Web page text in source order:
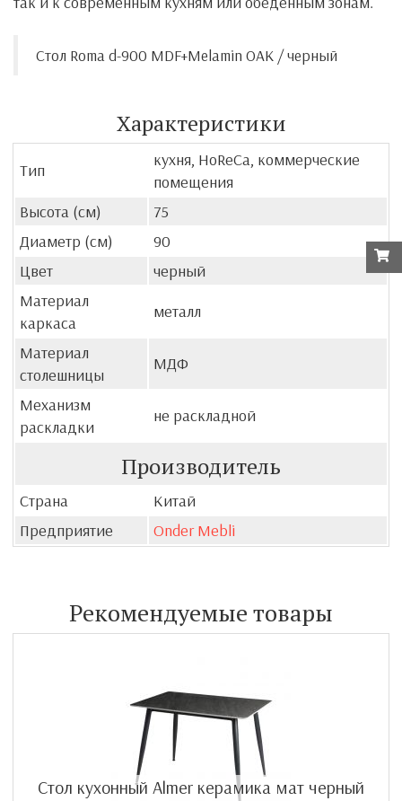
Стол Roma d-900 MDF+Melamin OAK / черный
Характеристики
Тип
кухня, HoReCa, коммерческие
помещения
Высота (см)
75
Диаметр (см)
90
Цвет
черный
Материал
каркаса
металл
Материал
столешницы
МДФ
Механизм
раскладки
не раскладной
Производитель
Страна
Китай
Предприятие
Onder Mebli
Рекомендуемые товары
Стол кухонный Almer керамика мат черный